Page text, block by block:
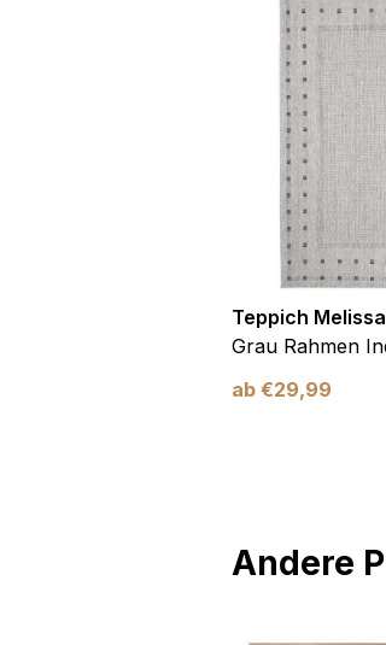
Teppich Melissa
Grau Rahmen
ab €29,99
Andere